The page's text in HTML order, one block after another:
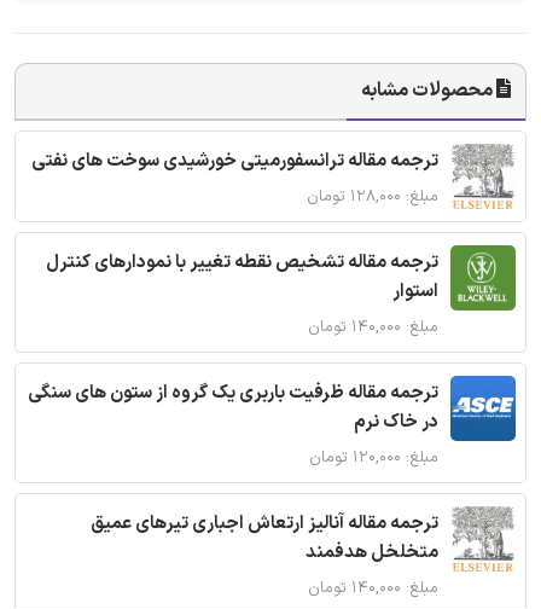
محصولات مشابه
ترجمه مقاله ترانسفورمیتی خورشیدی سوخت های نفتی
مبلغ: ۱۲۸,۰۰۰ تومان
ترجمه مقاله تشخیص نقطه تغییر با نمودارهای کنترل
استوار
مبلغ: ۱۴۰,۰۰۰ تومان
ترجمه مقاله ظرفیت باربری یک گروه از ستون های سنگی
در خاک نرم
مبلغ: ۱۲۰,۰۰۰ تومان
ترجمه مقاله آنالیز ارتعاش اجباری تیرهای عمیق
متخلخل هدفمند
مبلغ: ۱۴۰,۰۰۰ تومان